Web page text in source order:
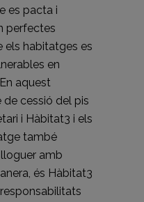
es pacta i
perfectes
els habitatges es
en
aquest
cessió del pis
i Hàbitat3 i els
també
amb
és Hàbitat3